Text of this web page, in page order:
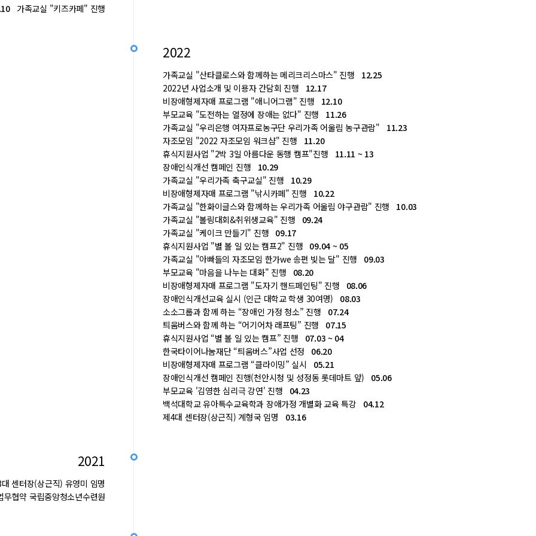
가족교실 "키즈카페" 진행
2022
가족교실 "산타클로스와 함께하는 메리크리스마스" 진행
12.25
2022년 사업소개 및 이용자 간담회 진행
12.17
비장애형제자매 프로그램 "애니어그램" 진행
12.10
부모교육 "도전하는 열정에 장애는 없다" 진행
11.26
가족교실 "우리은행 여자프로농구단 우리가족 어울림 농구관람"
11.23
자조모임 "2022 자조모임 워크샵" 진행
11.20
휴식지원사업 "2박 3일 아름다운 동행 캠프"진행
11.11 ~ 13
장애인식개선 캠페인 진행
10.29
가족교실 "우리가족 축구교실" 진행
10.29
비장애형제자매 프로그램 "낚시카페" 진행
10.22
가족교실 "한화이글스와 함께하는 우리가족 어울림 야구관람" 진행
10.03
가족교실 "볼링대회&취위생교육" 진행
09.24
가족교실 "케이크 만들기" 진행 09.17
휴식지원사업 "별 볼 일 있는 캠프2" 진행 09.04 ~ 05
가족교실 "아빠들의 자조모임 한가we 송편 빚는 달" 진행
09.03
부모교육 "마음을 나누는 대화" 진행
08.20
비장애형제자매 프로그램 "도자기 핸드페인팅" 진행
08.06
장애인식개선교육 실시 (인근 대학교 학생 30여명)
08.03
소소그룹과 함께 하는 “장애인 가정 청소” 진행
07.24
틔움버스와 함께 하는 “어기어차 래프팅” 진행
07.15
휴식지원사업 “별 볼 일 있는 캠프” 진행 07.03 ~ 04
한국타이어나눔재단 “틔움버스”사업 선정 06.20
비장애형제자매 프로그램 “클라이밍” 실시 05.21
장애인식개선 캠페인 진행(천안시청 및 성정동 롯데마트 앞) 05.06
부모교육 '김영한 심리극 강연' 진행 04.23
백석대학교 유아특수교육학과 장애가정 개별화 교육 특강 04.12
제4대 센터장(상근직) 계형국 임명 03.16
2021
센터장(상근직) 유영미 임명
협약 국립중앙청소년수련원